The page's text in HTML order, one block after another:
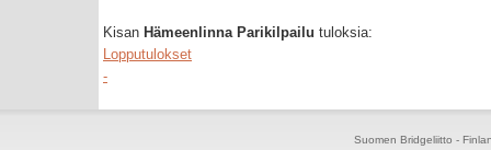
Kisan Hämeenlinna Parikilpailu tuloksia:
Lopputulokset
-
Suomen Bridgeliitto -